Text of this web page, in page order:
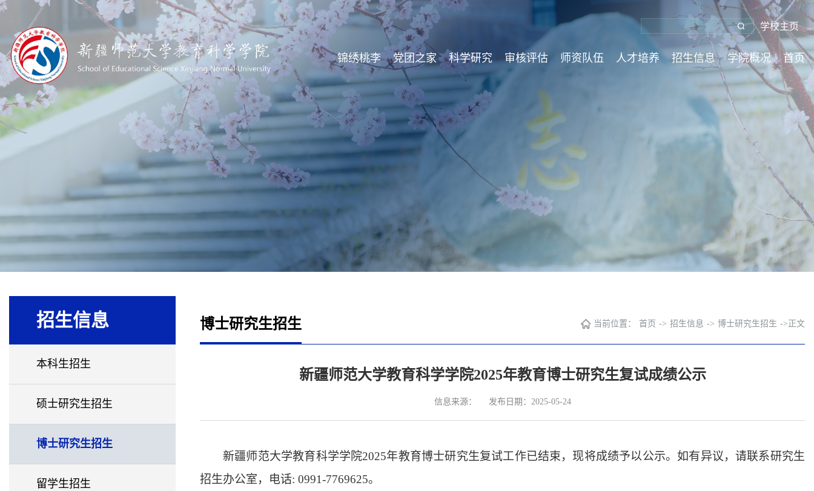
学校主页
首页
学院概况
招生信息
人才培养
师资队伍
审核评估
科学研究
党团之家
锦绣桃李
招生信息
本科生招生
硕士研究生招生
博士研究生招生
留学生招生
博士研究生招生 当前位置： 首页 -> 招生信息 -> 博士研究生招生 ->正文
新疆师范大学教育科学学院2025年教育博士研究生复试成绩公示
信息来源： 发布日期：2025-05-24
新疆师范大学教育科学学院2025年教育博士研究生复试工作已结束，现将成绩予以公示。如有异议，请联系研究生
招生办公室，电话: 0991-7769625。